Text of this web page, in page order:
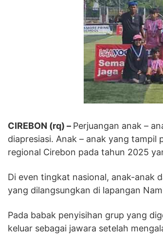
CIREBON (rq) – Perjuangan anak –
diapresiasi. Anak – anak yang
regional Cirebon pada tahun 2025
Di even tingkat nasional, anak-anak
yang dilangsungkan di lapangan
Pada babak penyisihan grup yang
keluar sebagai jawara setelah